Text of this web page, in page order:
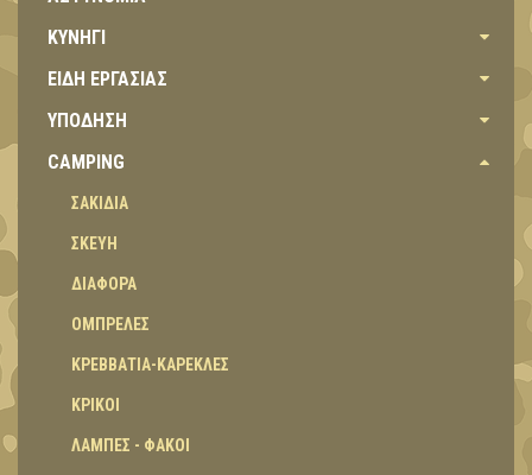
ΚΥΝΗΓΙ
ΕΙΔΗ ΕΡΓΑΣΙΑΣ
ΥΠΟΔΗΣΗ
CAMPING
ΣΑΚΙΔΙΑ
ΣΚΕΥΗ
ΔΙΑΦΟΡΑ
ΟΜΠΡΕΛΕΣ
ΚΡΕΒΒΑΤΙΑ-ΚΑΡΕΚΛΕΣ
ΚΡΙΚΟΙ
ΛΑΜΠΕΣ - ΦΑΚΟΙ